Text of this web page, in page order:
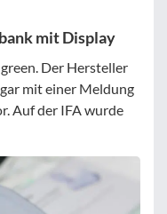
mit Display
Der Hersteller
mit einer Meldung
Auf der IFA wurde